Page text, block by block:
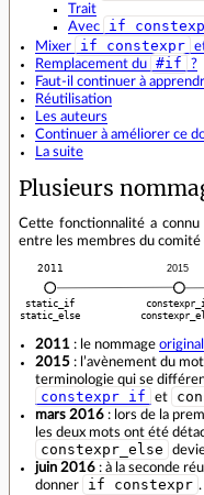
Trait
Avec
if
Mixer if constexpr
Remplacement du
#if
?
Faut‐il continuer à
Réutilisation
Les auteurs
Continuer à améliorer ce
La suite
Plusieurs
Cette fonctionnalité a connu
entre les membres du comité
2011 : le nommage original
2015 : l’avènement du
terminologie qui se
constexpr_if et
mars 2016 : lors de la
les deux mots ont été
constexpr_else
juin 2016 : à la seconde
donner
if constexpr .